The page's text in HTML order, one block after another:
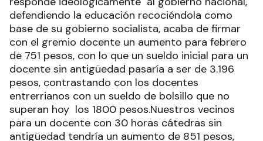
defendiendo la educación recociéndola como
base de su gobierno socialista, acaba de firmar
con el gremio docente un aumento para febrero
de 751 pesos, con lo que un sueldo inicial para un
docente sin antigüedad pasaría a ser de 3.196
pesos, contrastando con los docentes
entrerrianos con un sueldo de bolsillo que no
superan hoy los 1800 pesos.Nuestros vecinos
para un docente con 30 horas cátedras sin
antigüedad tendría un aumento de 851 pesos,